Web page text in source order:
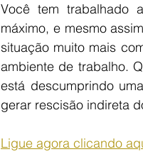
Você tem trabalhado
máximo, e mesmo
situação muito mais
ambiente de trabalho.
está descumprindo
gerar rescisão indireta
Ligue agora clicando